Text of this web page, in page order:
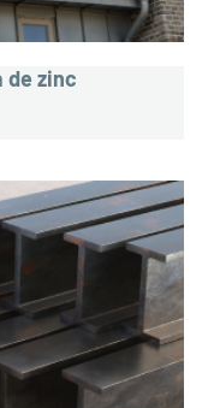
de zinc